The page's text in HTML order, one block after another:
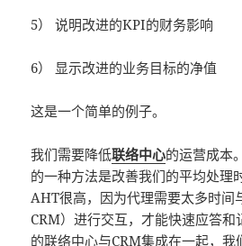
5） 说明改进的KPI的财务影响
6） 显示改进的业务目标的净值
这是一个简单的例子。
我们需要降低联络中心的运营成本
的一种方法是改善我们的平均处理
AHT很高，因为代理需要太多时间
CRM）进行交互，才能快速应答和
的联络中心与CRM集成在一起，